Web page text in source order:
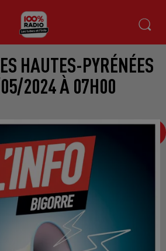
HAUTES-PYRÉNÉES
2024 À 07H00